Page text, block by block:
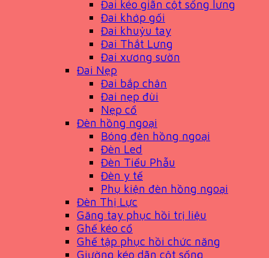
Đai kéo giãn cột sống lưng
Đai khớp gối
Đai khuỷu tay
Đai Thắt Lưng
Đai xương sườn
Đai Nẹp
Đai bắp chân
Đai nẹp đùi
Nẹp cổ
Đèn hồng ngoại
Bóng đèn hồng ngoại
Đèn Led
Đèn Tiểu Phẫu
Đèn y tế
Phụ kiện đèn hồng ngoại
Đèn Thị Lực
Găng tay phục hồi trị liệu
Ghế kéo cổ
Ghế tập phục hồi chức năng
Giường kéo dãn cột sống